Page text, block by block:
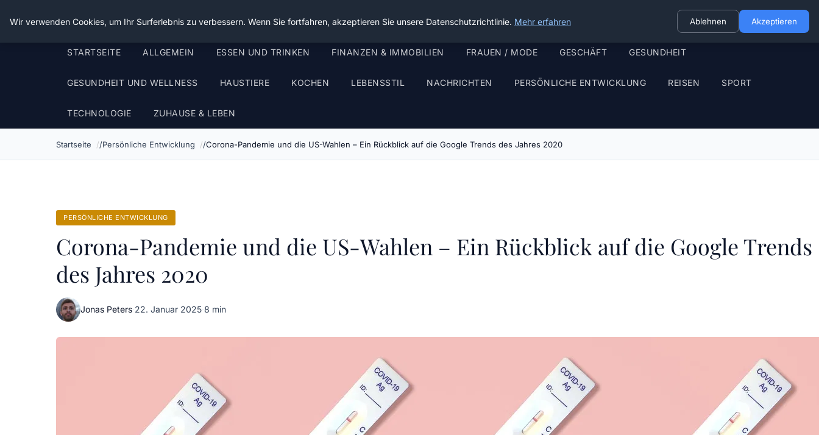
Die Schnitter
STARTSEITE ALLGEMEIN ESSEN UND TRINKEN FINANZEN & IMMOBILIEN FRAUEN / MODE GESCHÄFT GESUNDHEIT
GESUNDHEIT UND WELLNESS HAUSTIERE KOCHEN LEBENSSTIL NACHRICHTEN PERSÖNLICHE ENTWICKLUNG REISEN SPORT
TECHNOLOGIE ZUHAUSE & LEBEN
Startseite Persönliche Entwicklung Corona-Pandemie und die US-Wahlen – Ein Rückblick auf die Google Trends des Jahres 2020
PERSÖNLICHE ENTWICKLUNG
Corona-Pandemie und die US-Wahlen – Ein Rückblick auf die Google Trends
des Jahres 2020
Jonas Peters·22. Januar 2025·8 min
Wir verwenden Cookies, um Ihr Surferlebnis zu verbessern. Wenn Sie fortfahren, akzeptieren Sie unsere Datenschutzrichtlinie. Mehr erfahren Ablehnen Akzeptieren